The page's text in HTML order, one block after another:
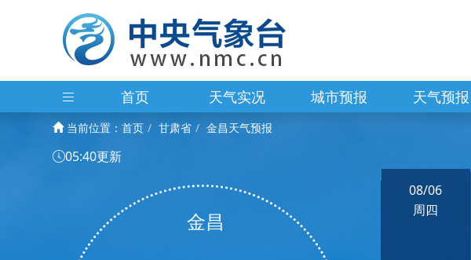
首页 天气实况 城市预报 天气预报
当前位置： 首页 甘肃省 金昌天气预报
05:40更新
金昌
08/06
周四